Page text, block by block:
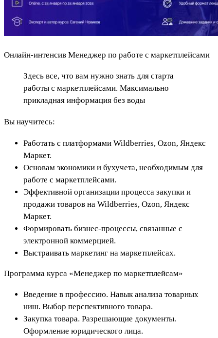
Онлайн-интенсив Менеджер по работе с маркетплейсами
Здесь все, что вам нужно знать для старта
работы с маркетплейсами. Максимально
прикладная информация без воды
Вы научитесь:
Работать с платформами Wildberries, Ozon, Яндекс
Маркет.
Основам экономики и бухучета, необходимым для
работе с маркетплейсами.
Эффективной организации процесса закупки и
продажи товаров на Wildberries, Ozon, Яндекс
Маркет.
Формировать бизнес-процессы, связанные с
электронной коммерцией.
Выстраивать маркетинг на маркетплейсах.
Программа курса «Менеджер по маркетплейсам»
Введение в профессию. Навык анализа товарных
ниш. Выбор перспективного товара.
Закупка товара. Разрешающие документы.
Оформление юридического лица.